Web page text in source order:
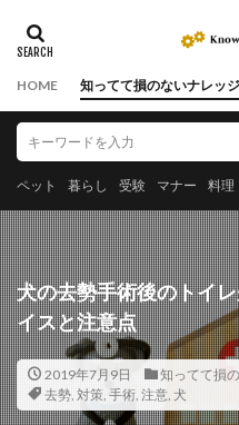
HOME 知ってて損のないナレッジ
ペット 暮らし 受験 マナー 料理
犬の去勢手術後のトイ
イスと注意点
2019年7月9日
知ってて損
去勢, 対策, 手術, 注意, 犬